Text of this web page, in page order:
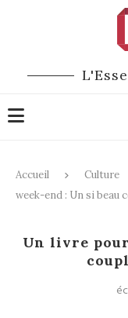
Accueil Culture
week-end : Un si beau
Un livre